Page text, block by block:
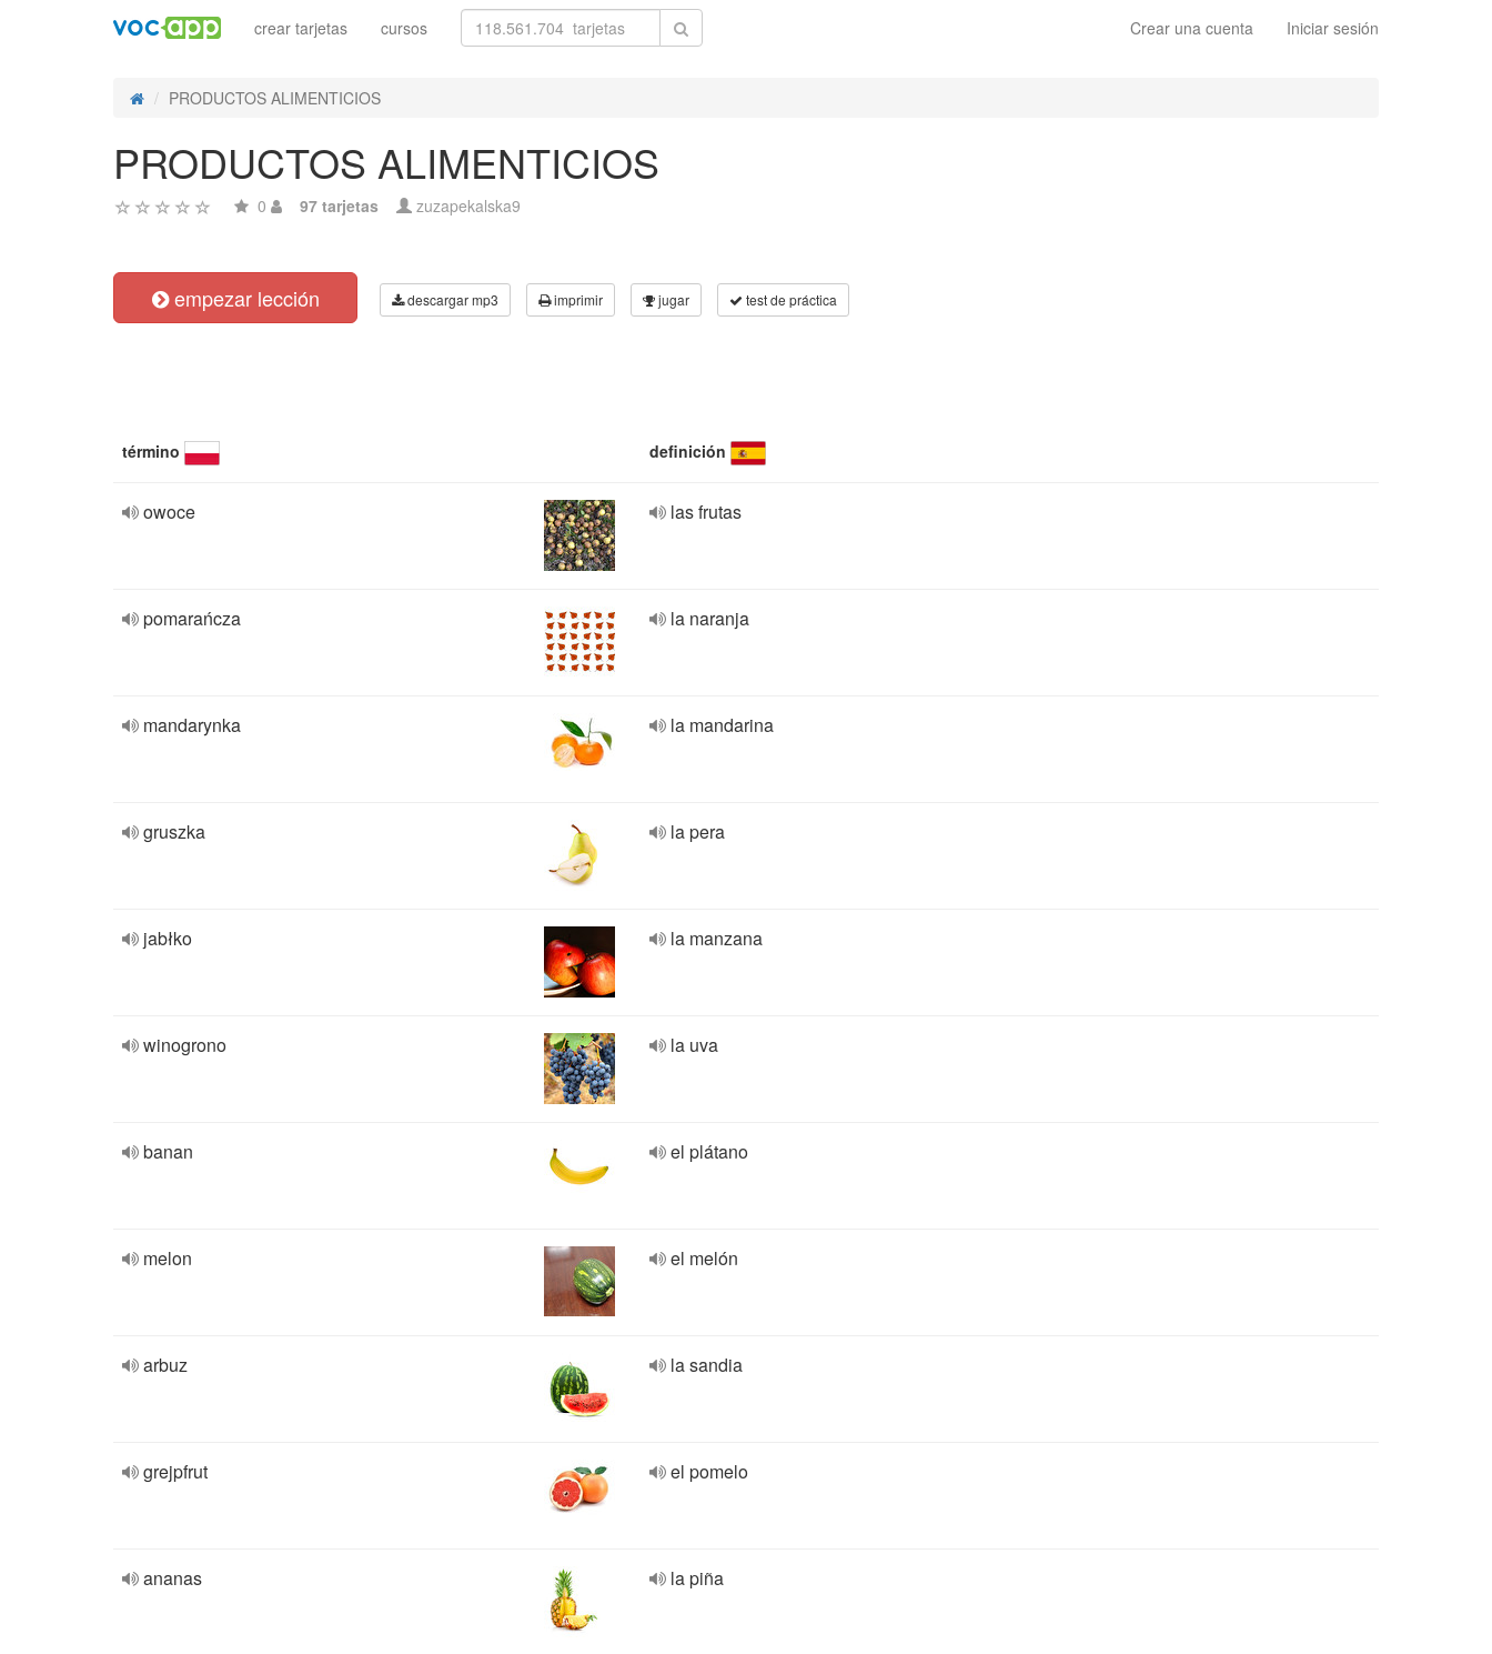
Crear una cuenta Iniciar sesión
crear tarjetas cursos
PRODUCTOS ALIMENTICIOS
PRODUCTOS ALIMENTICIOS
0 97 tarjetas zuzapekalska9
empezar lección descargar mp3 imprimir jugar test de práctica
término definición
owoce las frutas
pomarańcza la naranja
mandarynka la mandarina
gruszka la pera
jabłko la manzana
winogrono la uva
banan el plátano
melon el melón
arbuz la sandia
grejpfrut el pomelo
ananas la piña